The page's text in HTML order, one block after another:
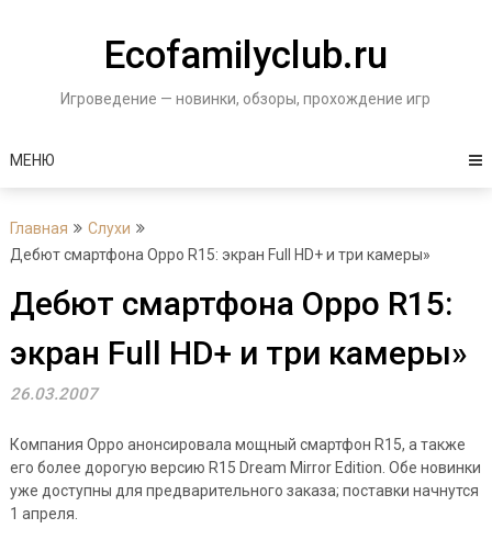
Ecofamilyclub.ru
Игроведение — новинки, обзоры, прохождение игр
МЕНЮ
Главная
Слухи
Дебют смартфона Oppo R15: экран Full HD+ и три камеры»
Дебют смартфона Oppo R15:
экран Full HD+ и три камеры»
26.03.2007
Компания Oppo анонсировала мощный смартфон R15, а также
его более дорогую версию R15 Dream Mirror Edition. Обе новинки
уже доступны для предварительного заказа; поставки начнутся
1 апреля.